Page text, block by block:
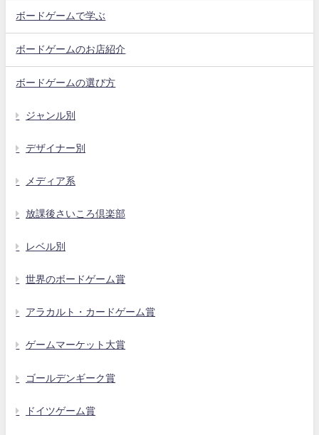
ボードゲームで学ぶ
ボードゲームのお店紹介
ボードゲームの選び方
ジャンル別
デザイナー別
メディア系
放課後さいころ倶楽部
レベル別
世界のボードゲーム賞
アラカルト・カードゲーム賞
ゲームマーケット大賞
ゴールデンギーク賞
ドイツゲーム賞